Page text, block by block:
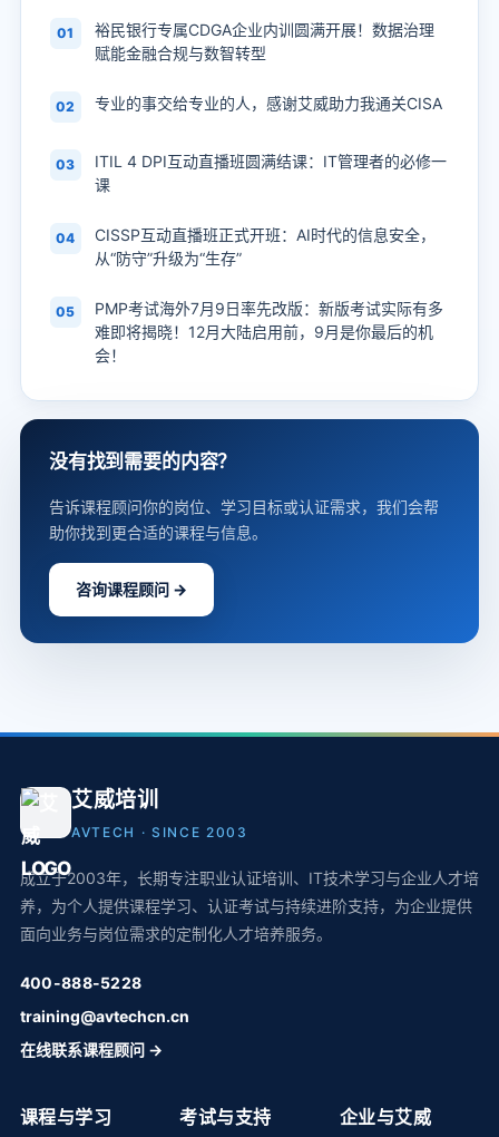
01
裕民银行专属CDGA企业内训圆满开展！数据治理
赋能金融合规与数智转型
02 专业的事交给专业的人，感谢艾威助力我通关CISA
03
ITIL 4 DPI互动直播班圆满结课：IT管理者的必修一
课
04
CISSP互动直播班正式开班：AI时代的信息安全，
从“防守”升级为“生存”
05
PMP考试海外7月9日率先改版：新版考试实际有多
难即将揭晓！12月大陆启用前，9月是你最后的机
会！
没有找到需要的内容？
告诉课程顾问你的岗位、学习目标或认证需求，我们会帮
助你找到更合适的课程与信息。
咨询课程顾问 →
艾威培训
AVTECH · SINCE 2003
成立于2003年，长期专注职业认证培训、IT技术学习与企业人才培
养，为个人提供课程学习、认证考试与持续进阶支持，为企业提供
面向业务与岗位需求的定制化人才培养服务。
400-888-5228
training@avtechcn.cn
在线联系课程顾问 →
课程与学习 考试与支持 企业与艾威